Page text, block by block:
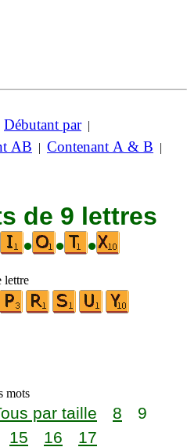
Débutant par|
AB | Contenant A & B |
de 9 lettres
• • •
lettre
mots
par taille 8
9
15 16 17